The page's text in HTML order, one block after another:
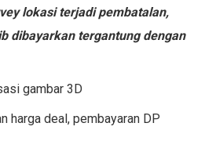
lokasi terjadi pembatalan,
dibayarkan tergantung dengan
gambar 3D
harga deal, pembayaran DP